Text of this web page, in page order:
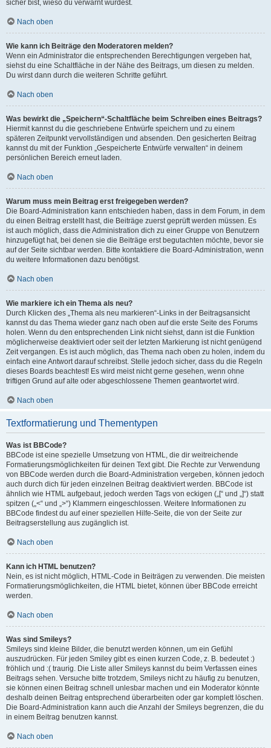
sicher bist, wieso du verwarnt wurdest.
Nach oben
Wie kann ich Beiträge den Moderatoren melden?
Wenn ein Administrator die entsprechenden Berechtigungen vergeben hat,
siehst du eine Schaltfläche in der Nähe des Beitrags, um diesen zu melden.
Du wirst dann durch die weiteren Schritte geführt.
Nach oben
Was bewirkt die „Speichern“-Schaltfläche beim Schreiben eines Beitrags?
Hiermit kannst du die geschriebene Entwürfe speichern und zu einem
späteren Zeitpunkt vervollständigen und absenden. Den gesicherten Beitrag
kannst du mit der Funktion „Gespeicherte Entwürfe verwalten“ in deinem
persönlichen Bereich erneut laden.
Nach oben
Warum muss mein Beitrag erst freigegeben werden?
Die Board-Administration kann entschieden haben, dass in dem Forum, in dem
du einen Beitrag erstellt hast, die Beiträge zuerst geprüft werden müssen. Es
ist auch möglich, dass die Administration dich zu einer Gruppe von Benutzern
hinzugefügt hat, bei denen sie die Beiträge erst begutachten möchte, bevor sie
auf der Seite sichtbar werden. Bitte kontaktiere die Board-Administration, wenn
du weitere Informationen dazu benötigst.
Nach oben
Wie markiere ich ein Thema als neu?
Durch Klicken des „Thema als neu markieren“-Links in der Beitragsansicht
kannst du das Thema wieder ganz nach oben auf die erste Seite des Forums
holen. Wenn du den entsprechenden Link nicht siehst, dann ist die Funktion
möglicherweise deaktiviert oder seit der letzten Markierung ist nicht genügend
Zeit vergangen. Es ist auch möglich, das Thema nach oben zu holen, indem du
einfach eine Antwort darauf schreibst. Stelle jedoch sicher, dass du die Regeln
dieses Boards beachtest! Es wird meist nicht gerne gesehen, wenn ohne
triftigen Grund auf alte oder abgeschlossene Themen geantwortet wird.
Nach oben
Textformatierung und Thementypen
Was ist BBCode?
BBCode ist eine spezielle Umsetzung von HTML, die dir weitreichende
Formatierungsmöglichkeiten für deinen Text gibt. Die Rechte zur Verwendung
von BBCode werden durch die Board-Administration vergeben, können jedoch
auch durch dich für jeden einzelnen Beitrag deaktiviert werden. BBCode ist
ähnlich wie HTML aufgebaut, jedoch werden Tags von eckigen („[“ und „]“) statt
spitzen („<“ und „>“) Klammern eingeschlossen. Weitere Informationen zu
BBCode findest du auf einer speziellen Hilfe-Seite, die von der Seite zur
Beitragserstellung aus zugänglich ist.
Nach oben
Kann ich HTML benutzen?
Nein, es ist nicht möglich, HTML-Code in Beiträgen zu verwenden. Die meisten
Formatierungsmöglichkeiten, die HTML bietet, können über BBCode erreicht
werden.
Nach oben
Was sind Smileys?
Smileys sind kleine Bilder, die benutzt werden können, um ein Gefühl
auszudrücken. Für jeden Smiley gibt es einen kurzen Code, z. B. bedeutet :)
fröhlich und :( traurig. Die Liste aller Smileys kannst du beim Verfassen eines
Beitrags sehen. Versuche bitte trotzdem, Smileys nicht zu häufig zu benutzen,
sie können einen Beitrag schnell unlesbar machen und ein Moderator könnte
deshalb deinen Beitrag entsprechend überarbeiten oder gar komplett löschen.
Die Board-Administration kann auch die Anzahl der Smileys begrenzen, die du
in einem Beitrag benutzen kannst.
Nach oben